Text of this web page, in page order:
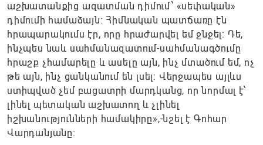
աշխատանքից ազատման դիմում՝ «սեփական»
դիմումի համաձայն։ Հիմնական պատճառը էն
հրապարակումս էր, որը հրաժարվել եմ ջնջել։ Դե,
ինչպես նաև սահմանազատում-սահմանագծումը
հրաշք չհամարելը և ասելը այն, ինչ մտածում եմ, ոչ
թե այն, ինչ ցանկանում են լսել։ Վերջապես այլևս
ստիպված չեմ բացատրի մարդկանց, որ նորմալ է՝
լինել պետական աշխատող և չլինել
իշխանությունների համակիրը»,-նշել է Գոհար
Վարդանյանը։